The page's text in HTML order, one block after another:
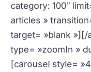
category: 100″
articles »
target= »blank »][/
type= »zoomIn »
[carousel style=